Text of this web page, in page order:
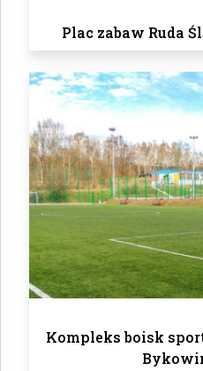
Plac zabaw Ruda
Kompleks boisk